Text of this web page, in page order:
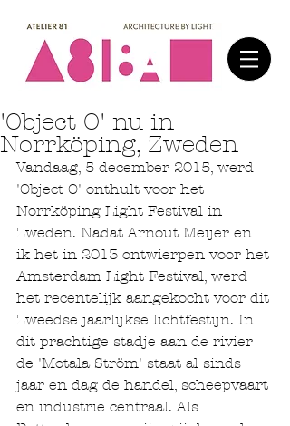
'Object O' nu in
Norrköping, Zweden
Vandaag, 5 december 2015, werd
'Object O' onthult voor het
Norrköping Light Festival in
Zweden. Nadat Arnout Meijer en
ik het in 2013 ontwierpen voor het
Amsterdam Light Festival, werd
het recentelijk aangekocht voor dit
Zweedse jaarlijkse lichtfestijn. In
dit prachtige stadje aan de rivier
de 'Motala Ström' staat al sinds
jaar en dag de handel, scheepvaart
en industrie centraal. Als